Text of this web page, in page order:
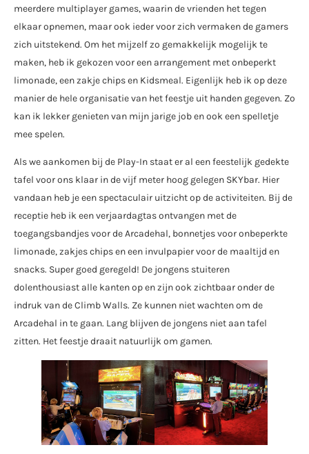
meerdere multiplayer games, waarin de vrienden het tegen
elkaar opnemen, maar ook ieder voor zich vermaken de gamers
zich uitstekend. Om het mijzelf zo gemakkelijk mogelijk te
maken, heb ik gekozen voor een arrangement met onbeperkt
limonade, een zakje chips en Kidsmeal. Eigenlijk heb ik op deze
manier de hele organisatie van het feestje uit handen gegeven. Zo
kan ik lekker genieten van mijn jarige job en ook een spelletje
mee spelen.
Als we aankomen bij de Play-In staat er al een feestelijk gedekte
tafel voor ons klaar in de vijf meter hoog gelegen SKYbar. Hier
vandaan heb je een spectaculair uitzicht op de activiteiten. Bij de
receptie heb ik een verjaardagtas ontvangen met de
toegangsbandjes voor de Arcadehal, bonnetjes voor onbeperkte
limonade, zakjes chips en een invulpapier voor de maaltijd en
snacks. Super goed geregeld! De jongens stuiteren
dolenthousiast alle kanten op en zijn ook zichtbaar onder de
indruk van de Climb Walls. Ze kunnen niet wachten om de
Arcadehal in te gaan. Lang blijven de jongens niet aan tafel
zitten. Het feestje draait natuurlijk om gamen.